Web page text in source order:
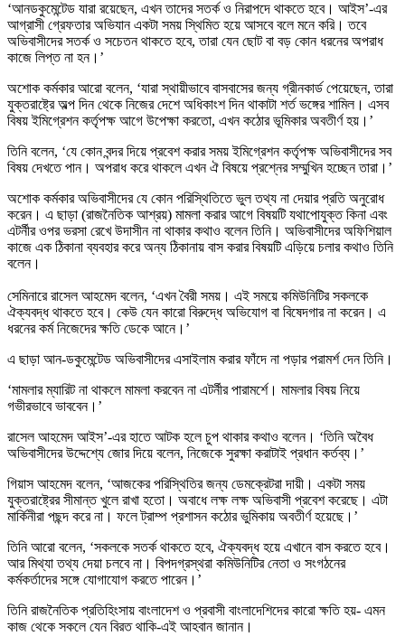
‘আনডকুমেন্টেড যারা রয়েছেন, এখন তাদের সতর্ক ও নিরাপদে থাকতে হবে। আইস’-এর
আগ্রাসী গ্রেফতার অভিযান একটা সময় স্থিমিত হয়ে আসবে বলে মনে করি। তবে
অভিবাসীদের সতর্ক ও সচেতন থাকতে হবে, তারা যেন ছোট বা বড় কোন ধরনের অপরাধ
কাজে লিপ্ত না হন।’
অশোক কর্মকার আরো বলেন, ‘যারা স্থায়ীভাবে বাসবাসের জন্য গ্রীনকার্ড পেয়েছেন, তারা
যুক্তরাষ্ট্রে অল্প দিন থেকে নিজের দেশে অধিকাংশ দিন থাকাটা শর্ত ভঙ্গের শামিল। এসব
বিষয় ইমিগ্রেশন কর্তৃপক্ষ আগে উপেক্ষা করতো, এখন কঠোর ভূমিকার অবতীর্ণ হয়।’
তিনি বলেন, ‘যে কোন বন্দর দিয়ে প্রবেশ করার সময় ইমিগ্রেশন কর্তৃপক্ষ অভিবাসীদের সব
বিষয় দেখতে পান। অপরাধ করে থাকলে এখন ঐ বিষয়ে প্রশ্নের সম্মুখিন হচ্ছেন তারা।’
অশোক কর্মকার অভিবাসীদের যে কোন পরিস্থিতিতে ভুল তথ্য না দেয়ার প্রতি অনুরোধ
করেন। এ ছাড়া (রাজনৈতিক আশ্রয়) মামলা করার আগে বিষয়টি যথাপোযুক্ত কিনা এবং
এটর্নীর ওপর ভরসা রেখে উদাসীন না থাকার কথাও বলেন তিনি। অভিবাসীদের অফিশিয়াল
কাজে এক ঠিকানা ব্যবহার করে অন্য ঠিকানায় বাস করার বিষয়টি এড়িয়ে চলার কথাও তিনি
বলেন।
সেমিনারে রাসেল আহমেদ বলেন, ‘এখন বৈরী সময়। এই সময়ে কমিউনিটির সকলকে
ঐক্যবদ্ধ থাকতে হবে। কেউ যেন কারো বিরুদ্ধে অভিযোগ বা বিষেদগার না করেন। এ
ধরনের কর্ম নিজেদের ক্ষতি ডেকে আনে।’
এ ছাড়া আন-ডকুমেন্টেড অভিবাসীদের এসাইলাম করার ফাঁদে না পড়ার পরামর্শ দেন তিনি।
‘মামলার ম্যারিট না থাকলে মামলা করবেন না এটর্নীর পারামর্শে। মামলার বিষয় নিয়ে
গভীরভাবে ভাববেন।’
রাসেল আহমেদ আইস’-এর হাতে আটক হলে চুপ থাকার কথাও বলেন। ‘তিনি অবৈধ
অভিবাসীদের উদ্দেশ্যে জোর দিয়ে বলেন, নিজেকে সুরক্ষা করাটাই প্রধান কর্তব্য।’
গিয়াস আহমেদ বলেন, ‘আজকের পরিস্থিতির জন্য ডেমক্রেটরা দায়ী। একটা সময়
যুক্তরাষ্ট্রের সীমান্ত খুলে রাখা হতো। অবাধে লক্ষ লক্ষ অভিবাসী প্রবেশ করেছে। এটা
মার্কিনীরা পছন্দ করে না। ফলে ট্রাম্প প্রশাসন কঠোর ভুমিকায় অবতীর্ণ হয়েছে।’
তিনি আরো বলেন, ‘সকলকে সতর্ক থাকতে হবে, ঐক্যবদ্ধ হয়ে এখানে বাস করতে হবে।
আর মিথ্যা তথ্য দেয়া চলবে না। বিপদগ্রস্থরা কমিউনিটির নেতা ও সংগঠনের
কর্মকর্তাদের সঙ্গে যোগাযোগ করতে পারেন।’
তিনি রাজনৈতিক প্রতিহিংসায় বাংলাদেশ ও প্রবাসী বাংলাদেশিদের কারো ক্ষতি হয়- এমন
কাজ থেকে সকলে যেন বিরত থাকি-এই আহবান জানান।